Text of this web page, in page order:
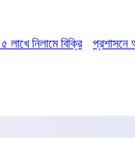
নিলামে বিক্রি
প্রশাসনে